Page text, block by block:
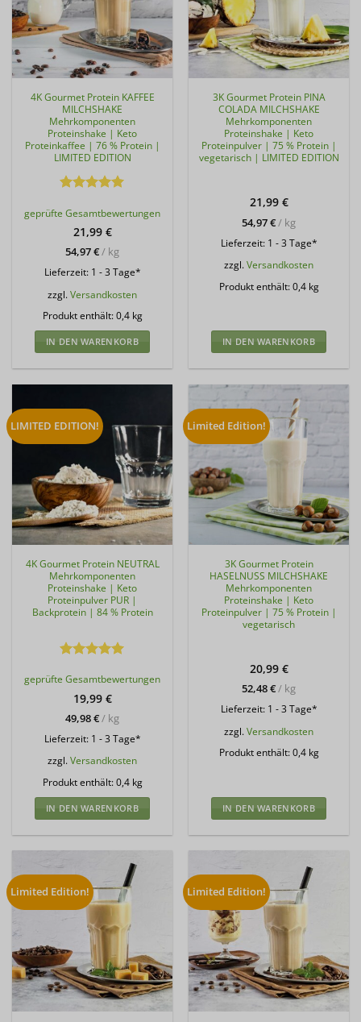
4K Gourmet Protein KAFFEE
MILCHSHAKE
Mehrkomponenten
Proteinshake | Keto
Proteinkaffee | 76 % Protein |
LIMITED EDITION
mit5von
geprüfte Gesamtbewertungen
21,99 €
54,97€/ kg
Lieferzeit: 1 - 3 Tage*
zzgl.Versandkosten
Produkt enthält: 0,4 kg
IN DEN WARENKORB
3K Gourmet Protein PINA
COLADA MILCHSHAKE
Mehrkomponenten
Proteinshake | Keto
Proteinpulver | 75 % Protein |
vegetarisch | LIMITED EDITION
21,99 €
54,97€ / kg
Lieferzeit: 1 - 3 Tage*
zzgl.Versandkosten
Produkt enthält: 0,4 kg
IN DEN WARENKORB
LIMITED EDITION!
4K Gourmet Protein NEUTRAL
Mehrkomponenten
Proteinshake | Keto
Proteinpulver PUR |
Backprotein | 84 % Protein
mit5von
geprüfte Gesamtbewertungen
19,99 €
49,98€/ kg
Lieferzeit: 1 - 3 Tage*
zzgl.Versandkosten
Produkt enthält: 0,4 kg
IN DEN WARENKORB
Limited Edition!
3K Gourmet Protein
HASELNUSS MILCHSHAKE
Mehrkomponenten
Proteinshake | Keto
Proteinpulver | 75 % Protein |
vegetarisch
20,99 €
52,48€/ kg
Lieferzeit: 1 - 3 Tage*
zzgl.Versandkosten
Produkt enthält: 0,4 kg
IN DEN WARENKORB
Limited Edition! Limited Edition!